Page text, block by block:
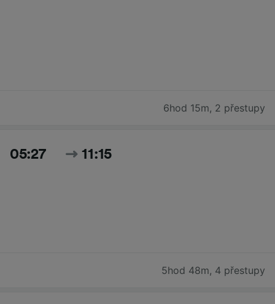
6hod 15m, 2 přestupy
05:27 11:15
5hod 48m, 4 přestupy